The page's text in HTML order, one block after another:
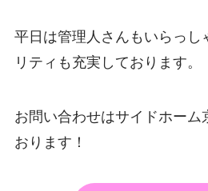
平日は管理人さんもいらっし
リティも充実しております。
お問い合わせはサイドホーム
おります！